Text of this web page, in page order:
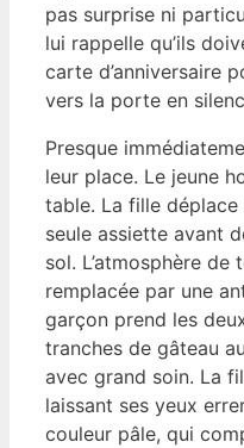
pas surprise ni
lui rappelle qu’ils
carte d’anniversaire
vers la porte en
Presque
leur place. Le jeune
table. La fille
seule assiette avant
sol. L’atmosphère de
remplacée par une
garçon prend les
tranches de gâteau
avec grand soin. La
laissant ses yeux
couleur pâle, qui